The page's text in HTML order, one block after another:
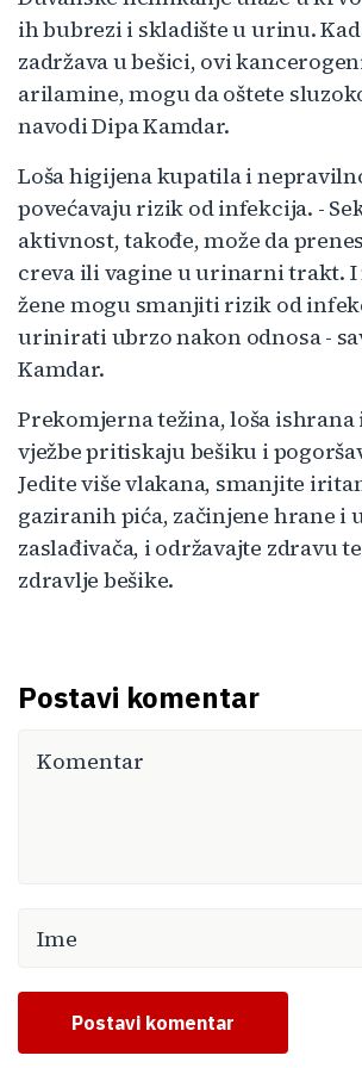
ih bubrezi i skladište u urinu.
zadržava u bešici, ovi
arilamine, mogu da oštete
navodi Dipa Kamdar.
Loša higijena kupatila i
povećavaju rizik od infekcija. -
aktivnost, takođe, može da
creva ili vagine u urinarni trakt.
žene mogu smanjiti rizik od
urinirati ubrzo nakon odnosa -
Kamdar.
Prekomjerna težina, loša ishrana
vježbe pritiskaju bešiku i
Jedite više vlakana, smanjite
gaziranih pića, začinjene hrane i
zaslađivača, i održavajte zdravu
zdravlje bešike.
Postavi komentar
Postavi komentar